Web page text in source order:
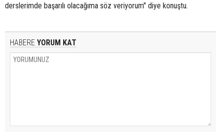
derslerimde başarılı olacağıma söz veriyorum" diye konuştu.
HABERE YORUM KAT